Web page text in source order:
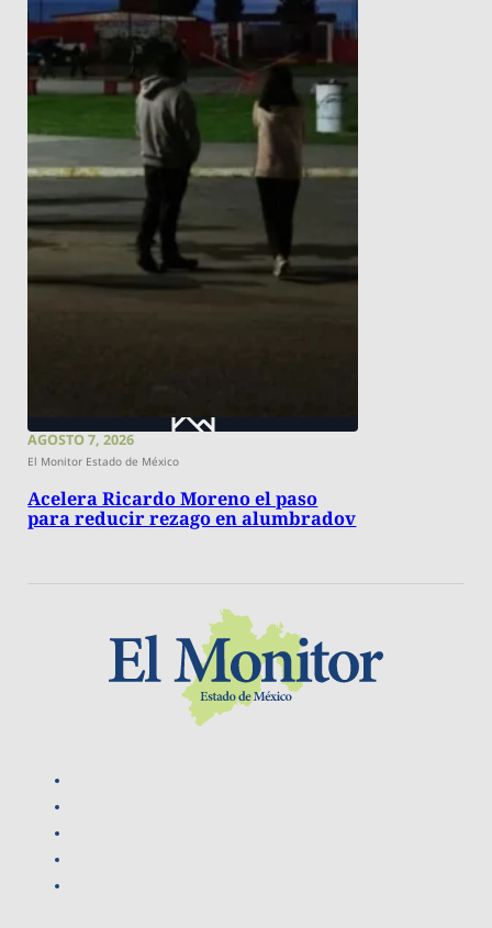
AGOSTO 7, 2026
El Monitor Estado de México
Acelera Ricardo Moreno el paso
para reducir rezago en alumbradov